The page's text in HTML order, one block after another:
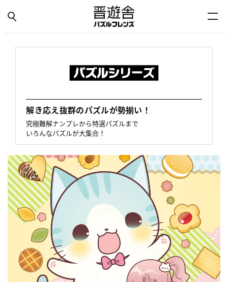
解き応え抜群のパズルが勢揃い！
究極難解ナンプレから特選パズルまで
いろんなパズルが大集合！